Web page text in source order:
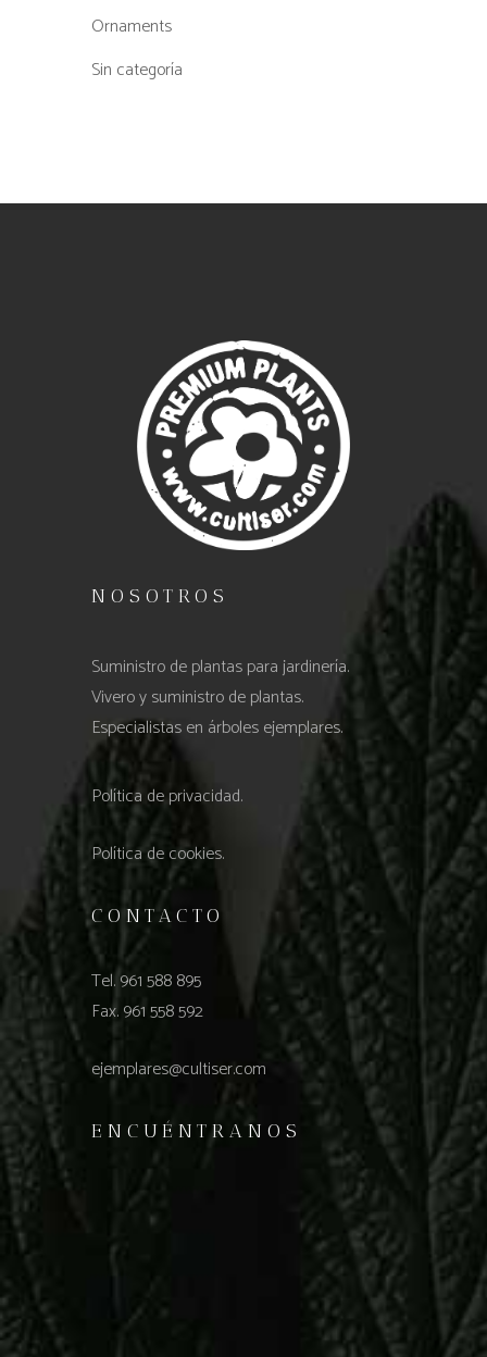
Ornaments
Sin categoría
NOSOTROS
Suministro de plantas para jardinería.
Vivero y suministro de plantas.
Especialistas en árboles ejemplares.
Política de privacidad.
Política de cookies.
CONTACTO
Tel. 961 588 895
Fax. 961 558 592
ejemplares@cultiser.com
ENCUÉNTRANOS